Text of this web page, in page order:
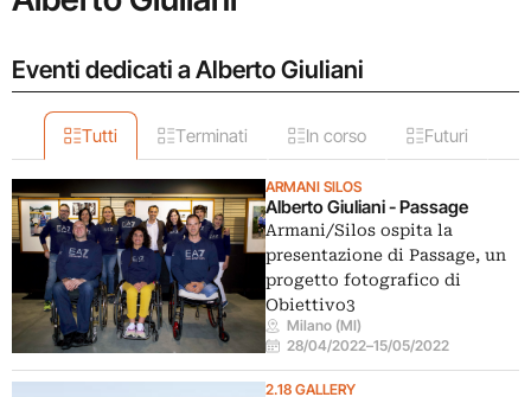
Eventi dedicati a Alberto Giuliani
Tutti Terminati In corso Futuri
ARMANI SILOS
Alberto Giuliani - Passage
Armani/Silos ospita la
presentazione di Passage, un
progetto fotografico di
Obiettivo3
Milano (MI)
28/04/2022–15/05/2022
2.18 GALLERY